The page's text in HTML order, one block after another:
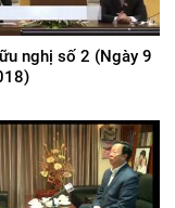
nghị số 2 (Ngày 9